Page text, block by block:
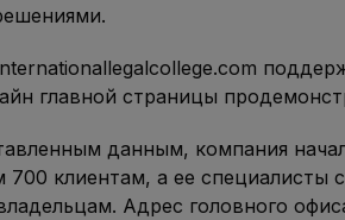
главной страницы
данным, компания
700 клиентам, а ее
Адрес головного